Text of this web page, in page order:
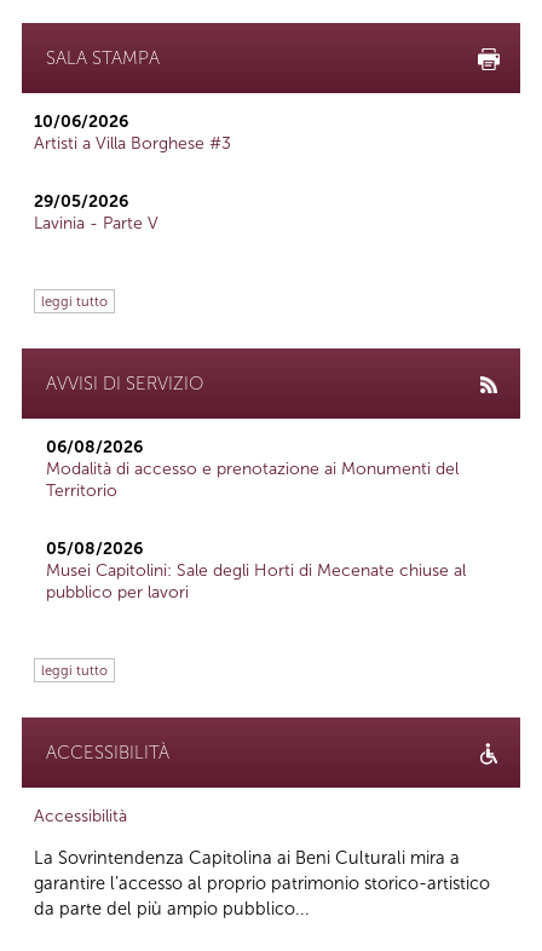
SALA STAMPA
10/06/2026
Artisti a Villa Borghese #3
29/05/2026
Lavinia - Parte V
leggi tutto
AVVISI DI SERVIZIO
06/08/2026
Modalità di accesso e prenotazione ai Monumenti del
Territorio
05/08/2026
Musei Capitolini: Sale degli Horti di Mecenate chiuse al
pubblico per lavori
leggi tutto
ACCESSIBILITÀ
Accessibilità
La Sovrintendenza Capitolina ai Beni Culturali mira a
garantire l’accesso al proprio patrimonio storico-artistico
da parte del più ampio pubblico...